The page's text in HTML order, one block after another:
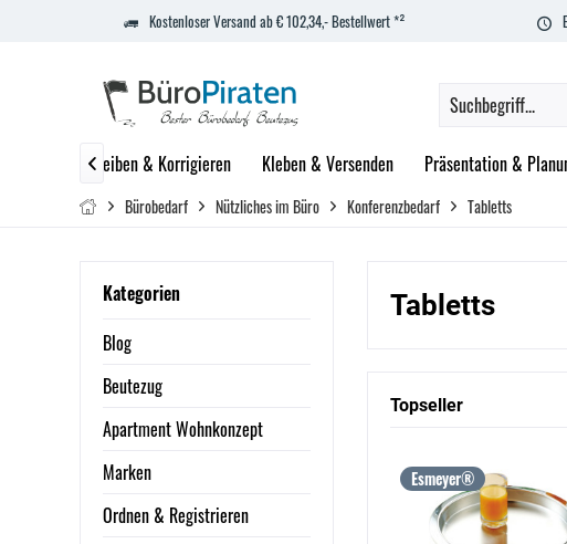
Kostenloser Versand ab € 102,34,- Bestellwert *²
Schreiben & Korrigieren Kleben & Versenden Präsentation &

Bürobedarf Nützliches im Büro Konferenzbedarf Tabletts
Kategorien
Blog
Beutezug
Apartment Wohnkonzept
Marken
Ordnen & Registrieren
Tabletts
Topseller
Esmeyer®